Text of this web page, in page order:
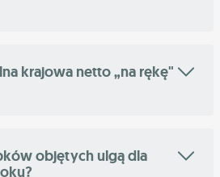
krajowa netto „na rękę"
objętych ulgą dla